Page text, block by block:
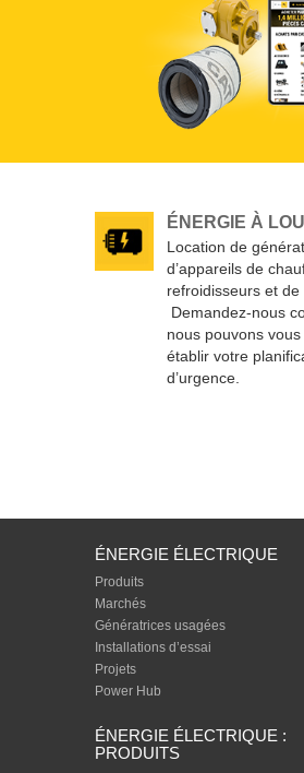
ÉNERGIE À
Location de
d’appareils de
refroidisseurs et de
Demandez-nous
nous pouvons
établir votre
d’urgence.
ÉNERGIE ÉLECTRIQUE
Produits
Marchés
Génératrices usagées
Installations d’essai
Projets
Power Hub
ÉNERGIE ÉLECTRIQUE :
PRODUITS